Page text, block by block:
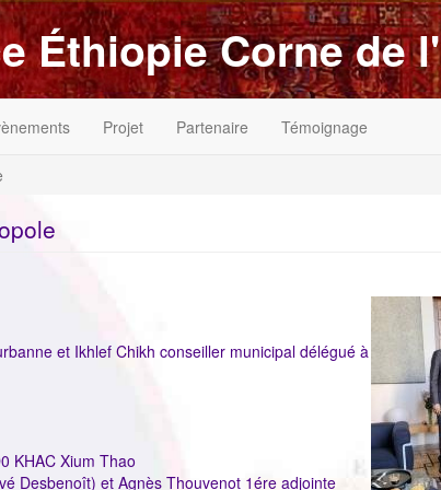
Éthiopie Corne de
Projet Partenaire Témoignage
et Ikhlef Chikh conseiller municipal délégué à
KHAC Xium Thao
Desbenoît) et Agnès Thouvenot 1ére adjointe